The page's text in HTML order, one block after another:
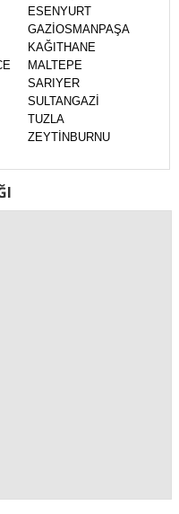
ESENYURT
GAZİOSMANPAŞA
KAĞITHANE
MALTEPE
SARIYER
SULTANGAZİ
TUZLA
ZEYTİNBURNU